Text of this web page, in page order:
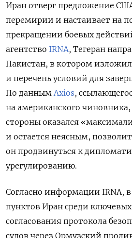
Иран отверг предложение
перемирии и настаивает на
прекращении боевых
агентство IRNA, Тегеран
Пакистан, в котором
и перечень условий для
По данным Axios,
на американского
стороны оказался
и остается неясным,
он продвинуться к
урегулированию.
Согласно информации IRNA, в
пунктов Иран среди
согласования протокола
судов через Ормузский